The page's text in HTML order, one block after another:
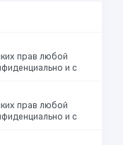
прав любой
и с
прав любой
и с